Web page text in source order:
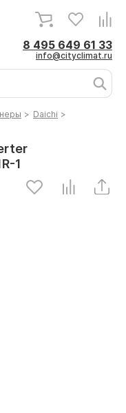
8 495 649 61 33
info@cityclimat.ru
> Daichi >
1